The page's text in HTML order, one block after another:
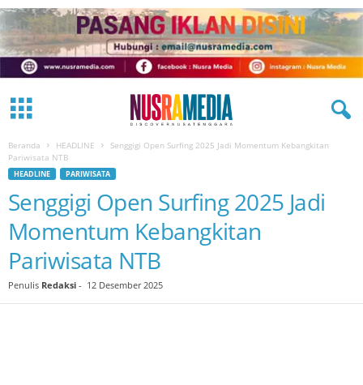
Beranda HEADLINE
Senggigi Open Surfing 2025 Jadi Momentum Kebangkitan
Pariwisata NTB
HEADLINE PARIWISATA
Senggigi Open Surfing 2025 Jadi
Momentum Kebangkitan
Pariwisata NTB
Penulis Redaksi - 12 Desember 2025